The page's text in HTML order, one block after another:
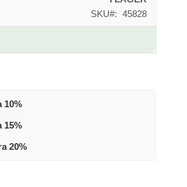
SKU
45828
10%
15%
20%